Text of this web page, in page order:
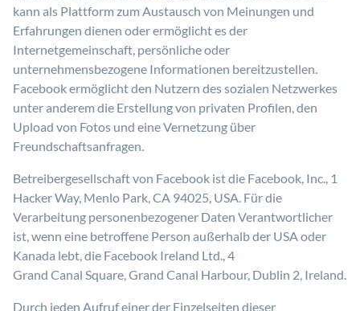
kann als Plattform zum Austausch von Meinungen und
Erfahrungen dienen oder ermöglicht es der
Internetgemeinschaft, persönliche oder
unternehmensbezogene Informationen bereitzustellen.
Facebook ermöglicht den Nutzern des sozialen Netzwerkes
unter anderem die Erstellung von privaten Profilen, den
Upload von Fotos und eine Vernetzung über
Freundschaftsanfragen.
Betreibergesellschaft von Facebook ist die Facebook, Inc., 1
Hacker Way, Menlo Park, CA 94025, USA. Für die
Verarbeitung personenbezogener Daten Verantwortlicher
ist, wenn eine betroffene Person außerhalb der USA oder
Kanada lebt, die Facebook Ireland Ltd., 4
Grand Canal Square, Grand Canal Harbour, Dublin 2, Ireland.
Durch jeden Aufruf einer der Einzelseiten dieser